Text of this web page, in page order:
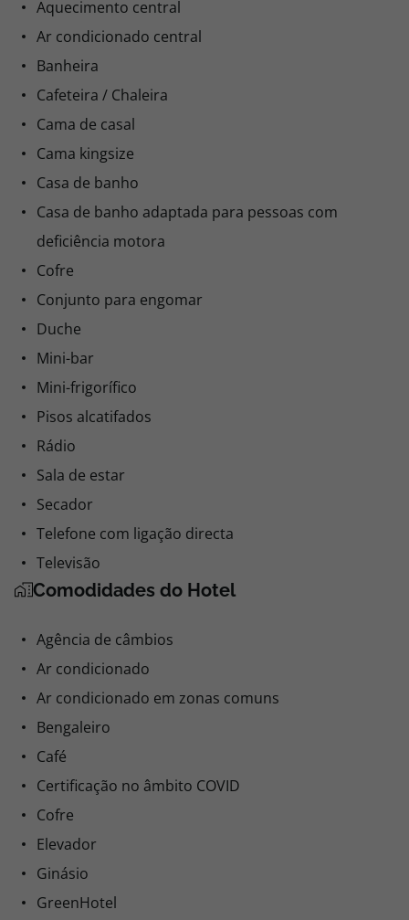
Aquecimento central
Ar condicionado central
Banheira
Cafeteira / Chaleira
Cama de casal
Cama kingsize
Casa de banho
Casa de banho adaptada para pessoas com
deficiência motora
Cofre
Conjunto para engomar
Duche
Mini-bar
Mini-frigorífico
Pisos alcatifados
Rádio
Sala de estar
Secador
Telefone com ligação directa
Televisão
Comodidades do Hotel
Agência de câmbios
Ar condicionado
Ar condicionado em zonas comuns
Bengaleiro
Café
Certificação no âmbito COVID
Cofre
Elevador
Ginásio
GreenHotel